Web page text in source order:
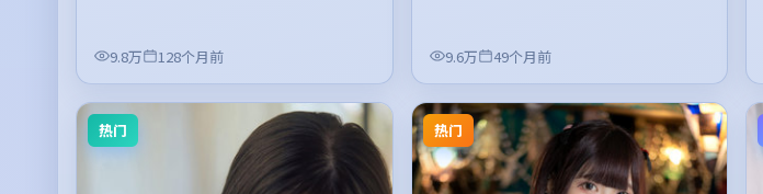
9.8万 128个月前 9.6万 49个月前
热门 热门